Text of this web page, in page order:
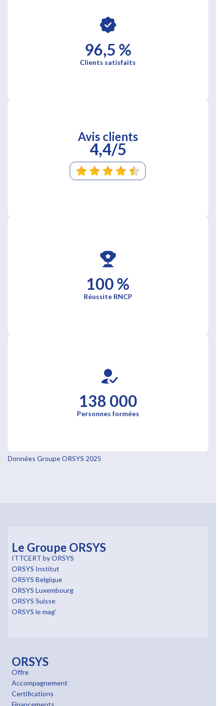
96,5 %
Clients satisfaits
Avis clients
4,4/5
100 %
Réussite RNCP
138 000
Personnes formées
Données Groupe ORSYS 2025
Le Groupe ORSYS
ITTCERT by ORSYS
ORSYS Institut
ORSYS Belgique
ORSYS Luxembourg
ORSYS Suisse
ORSYS le mag'
ORSYS
Offre
Accompagnement
Certifications
Financements